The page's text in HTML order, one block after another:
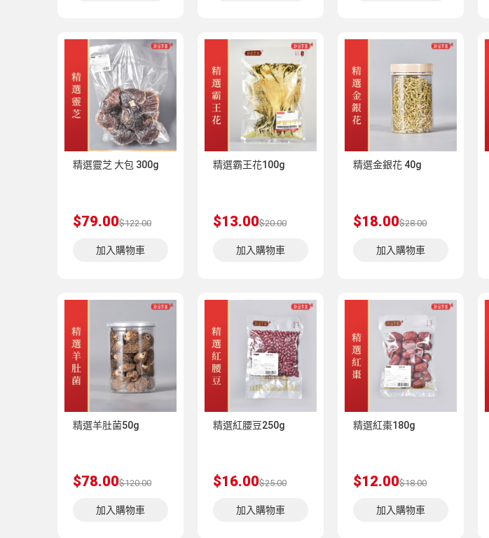
精選靈芝 大包 300g
$79.00$122.00
加入購物車
精選霸王花100g
$13.00$20.00
加入購物車
精選金銀花 40g
$18.00$28.00
加入購物車
精選羊肚菌50g
$78.00$120.00
加入購物車
精選紅腰豆250g
$16.00$25.00
加入購物車
精選紅棗180g
$12.00$18.00
加入購物車